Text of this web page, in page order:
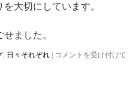
大切にしています。
ました。
, 日々それぞれ | 横
コメントを受け付けて